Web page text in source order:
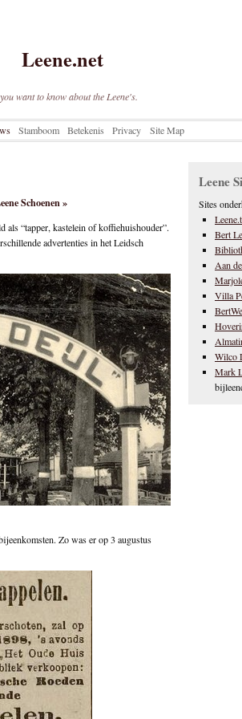
Leene.net
want to know about the Leene's.
Stamboom Betekenis Privacy Site Map
Leene
Sites
Bert
Aan
Villa
Wilco
Mark
Schoenen»
als “tapper, kastelein of koffiehuishouder”.
advertenties in het Leidsch
Zo was er op 3 augustus